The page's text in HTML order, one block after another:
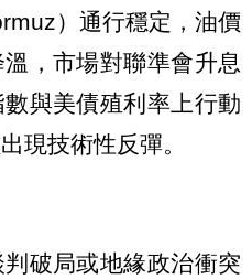
）通行穩定，油價
，市場對聯準會升息
與美債殖利率上行動
現技術性反彈。
破局或地緣政治衝突